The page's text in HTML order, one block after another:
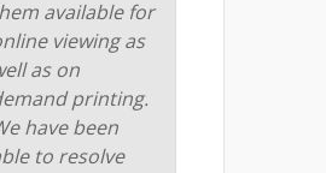
available for
viewing as
as on
printing.
have been
to resolve